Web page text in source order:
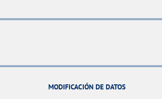
MODIFICACIÓN DE DATOS